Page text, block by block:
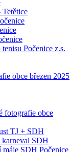
Tetětice
Počenice z.s.
obce březen 2025
fotografie obce
TJ + SDH
karneval SDH
máje SDH Počenice